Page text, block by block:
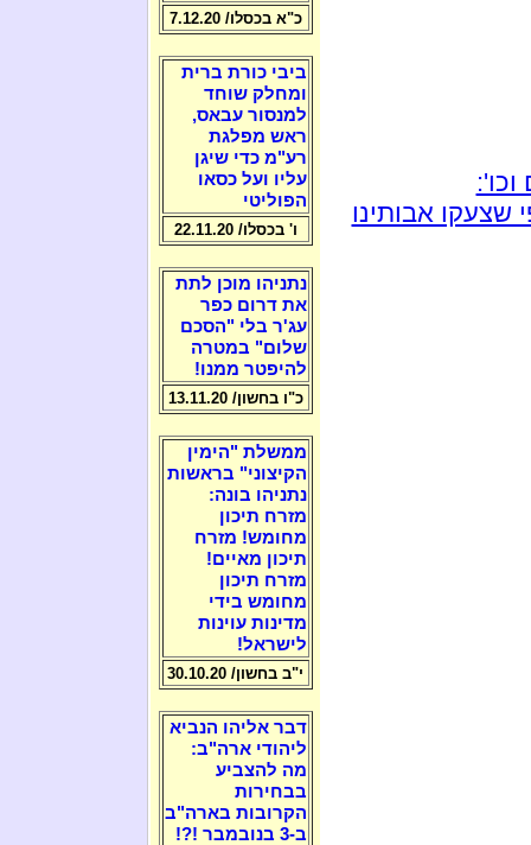
אבותינו
כ"א בכסלו/ 7.12.20
ביבי כורת ברית
ומחלק שוחד
למנסור עבאס,
ראש מפלגת
רע"מ כדי שיגן
עליו ועל כסאו
הפוליטי
ו' בכסלו/ 22.11.20
נתניהו מוכן לתת
את דרום כפר
עג'ר בלי "הסכם
שלום" במטרה
להיפטר ממנו!
כ"ו בחשון/ 13.11.20
ממשלת "הימין
הקיצוני" בראשות
נתניהו בונה:
מזרח תיכון
מחומש! מזרח
תיכון מאיים!
מזרח תיכון
מחומש בידי
מדינות עוינות
לישראל!
י"ב בחשון/ 30.10.20
דבר אליהו הנביא
ליהודי ארה"ב:
מה להצביע
בבחירות
הקרובות בארה"ב
ב-3 בנובמבר !?!